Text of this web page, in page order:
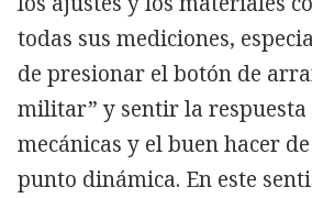
todas sus mediciones,
de presionar el botón de
militar” y sentir la respuesta
mecánicas y el buen hacer
punto dinámica. En este